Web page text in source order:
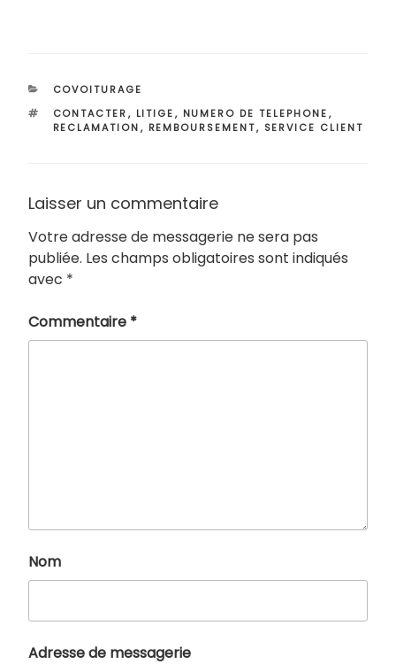
CATÉGORIES
COVOITURAGE
ÉTIQUETTES
CONTACTER, LITIGE, NUMERO DE TELEPHONE,
RECLAMATION, REMBOURSEMENT, SERVICE CLIENT
Laisser un commentaire
Votre adresse de messagerie ne sera pas
publiée. Les champs obligatoires sont indiqués
avec *
Commentaire *
Nom
Adresse de messagerie